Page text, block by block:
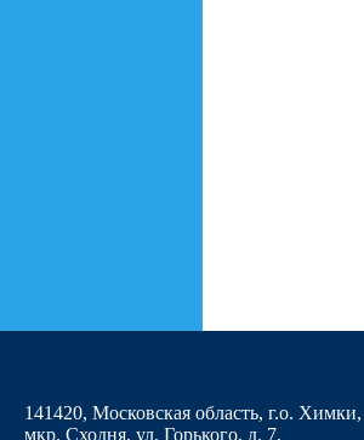
141420, Московская область, г.о. Химки,
мкр. Сходня, ул. Горького, д. 7,